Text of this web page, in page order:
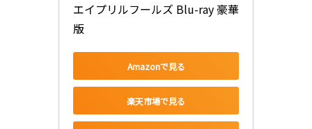
エイプリルフールズ Blu-ray 豪華
版
Amazonで見る
楽天市場で見る